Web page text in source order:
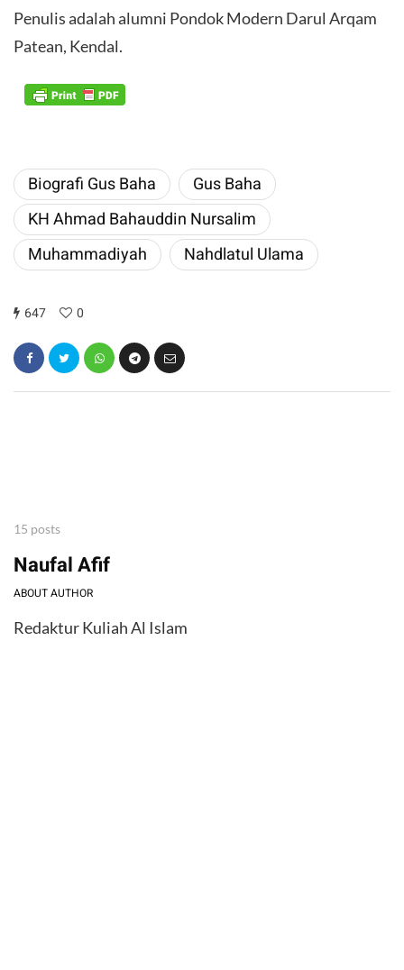
​Penulis adalah alumni Pondok Modern Darul Arqam
Patean, Kendal.
​Biografi Gus Baha
Gus Baha
​KH Ahmad Bahauddin Nursalim
Muhammadiyah
Nahdlatul Ulama
647 0
15 posts
Naufal Afif
ABOUT AUTHOR
Redaktur Kuliah Al Islam